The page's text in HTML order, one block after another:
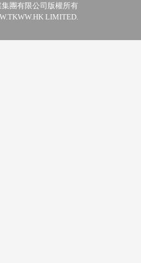
團有限公司版權所有
LIMITED.